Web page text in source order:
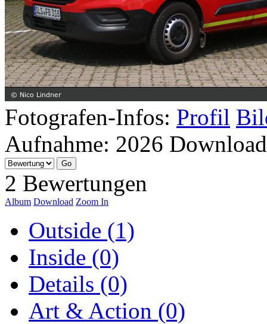
Fotografen-Infos: Profil
Aufnahme: 2026
2 Bewertungen
Album Download Zoom In
Outside (1)
Inside (0)
Details (0)
Art & Action (0)